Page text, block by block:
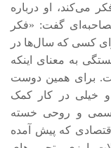
می‌کند، او درباره
گفت: «فکر
کسی که سال‌ها در
به معنای اینکه
برای همین دوست
و خیلی در کار کمک
و روحی خسته
که پیش آمده